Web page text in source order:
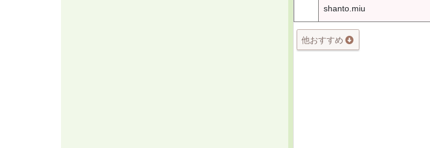
shanto.miu
他おすすめ